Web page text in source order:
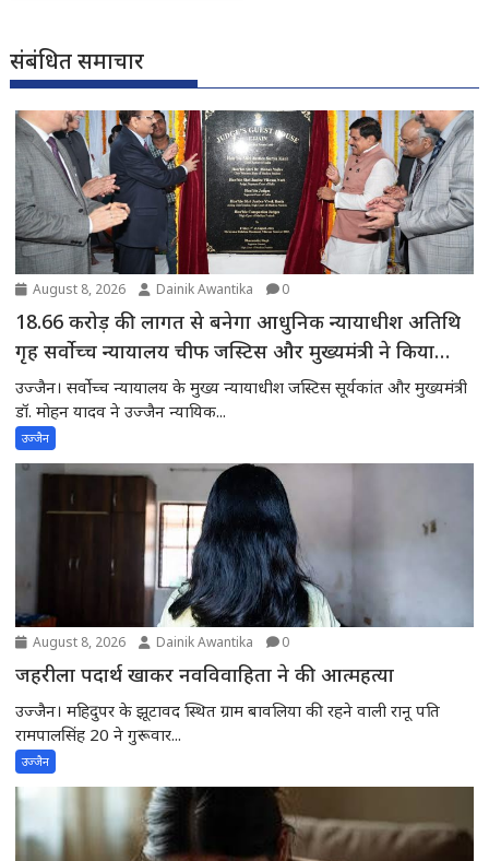
संबंधित समाचार
August 8, 2026 Dainik Awantika 0
18.66 करोड़ की लागत से बनेगा आधुनिक न्यायाधीश अतिथि
गृह सर्वोच्च न्यायालय चीफ जस्टिस और मुख्यमंत्री ने किया
भूमिपूजन
उज्जैन। सर्वोच्च न्यायालय के मुख्य न्यायाधीश जस्टिस सूर्यकांत और मुख्यमंत्री
डॉ. मोहन यादव ने उज्जैन न्यायिक...
उज्जैन
August 8, 2026 Dainik Awantika 0
जहरीला पदार्थ खाकर नवविवाहिता ने की आत्महत्या
उज्जैन। महिदुपर के झूटावद स्थित ग्राम बावलिया की रहने वाली रानू पति
रामपालसिंह 20 ने गुरूवार...
उज्जैन